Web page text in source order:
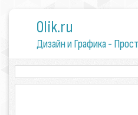
0lik.ru
Дизайн и Графика -